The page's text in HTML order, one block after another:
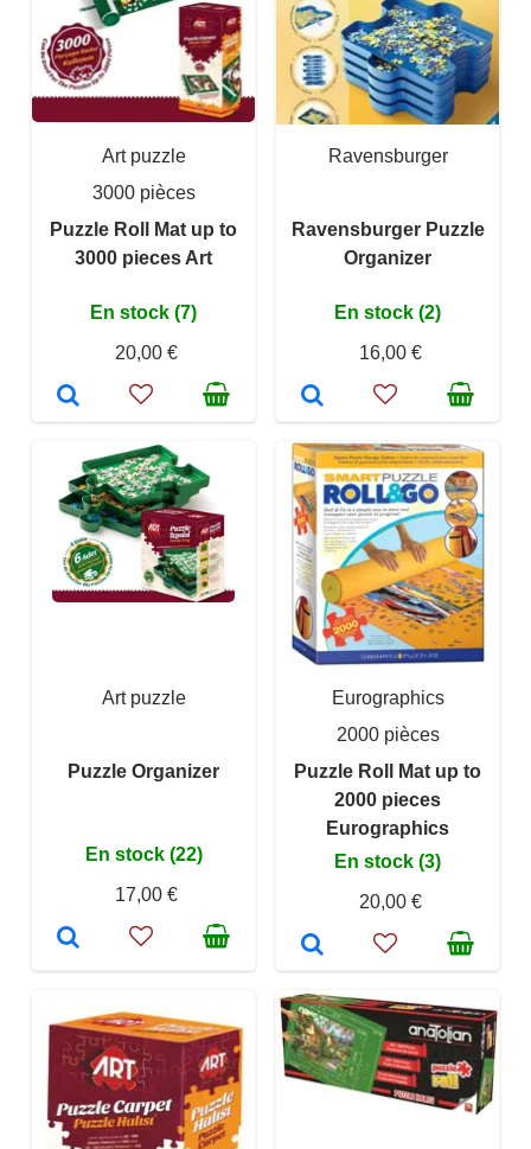
Art puzzle
3000 pièces
Puzzle Roll Mat up to
3000 pieces Art
En stock (7)
20,00 €
Ravensburger
Ravensburger Puzzle
Organizer
En stock (2)
16,00 €
Art puzzle
Puzzle Organizer
En stock (22)
17,00 €
Eurographics
2000 pièces
Puzzle Roll Mat up to
2000 pieces
Eurographics
En stock (3)
20,00 €